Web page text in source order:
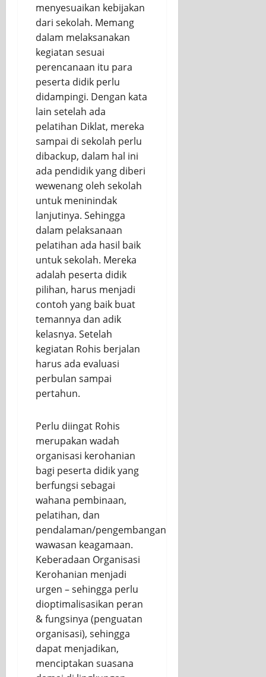
menyesuaikan kebijakan
dari sekolah. Memang
dalam melaksanakan
kegiatan sesuai
perencanaan itu para
peserta didik perlu
didampingi. Dengan kata
lain setelah ada
pelatihan Diklat, mereka
sampai di sekolah perlu
dibackup, dalam hal ini
ada pendidik yang diberi
wewenang oleh sekolah
untuk meninindak
lanjutinya. Sehingga
dalam pelaksanaan
pelatihan ada hasil baik
untuk sekolah. Mereka
adalah peserta didik
pilihan, harus menjadi
contoh yang baik buat
temannya dan adik
kelasnya. Setelah
kegiatan Rohis berjalan
harus ada evaluasi
perbulan sampai
pertahun.
Perlu diingat Rohis
merupakan wadah
organisasi kerohanian
bagi peserta didik yang
berfungsi sebagai
wahana pembinaan,
pelatihan, dan
pendalaman/pengembangan
wawasan keagamaan.
Keberadaan Organisasi
Kerohanian menjadi
urgen – sehingga perlu
dioptimalisasikan peran
& fungsinya (penguatan
organisasi), sehingga
dapat menjadikan,
menciptakan suasana